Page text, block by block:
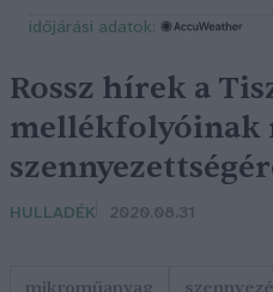
időjárási adatok:
Rossz hírek a
mellékfolyóinak
HULLADÉK 2020.08.31